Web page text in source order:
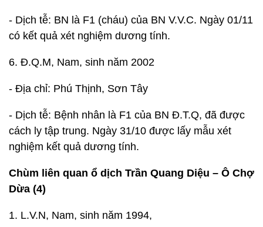
- Dịch tễ: BN là F1 (cháu) của BN V.V.C. Ngày 01/11
có kết quả xét nghiệm dương tính.
6. Đ.Q.M, Nam, sinh năm 2002
- Địa chỉ: Phú Thịnh, Sơn Tây
- Dịch tễ: Bệnh nhân là F1 của BN Đ.T.Q, đã được
cách ly tập trung. Ngày 31/10 được lấy mẫu xét
nghiệm kết quả dương tính.
Chùm liên quan ổ dịch Trần Quang Diệu – Ô Chợ
Dừa (4)
1. L.V.N, Nam, sinh năm 1994,